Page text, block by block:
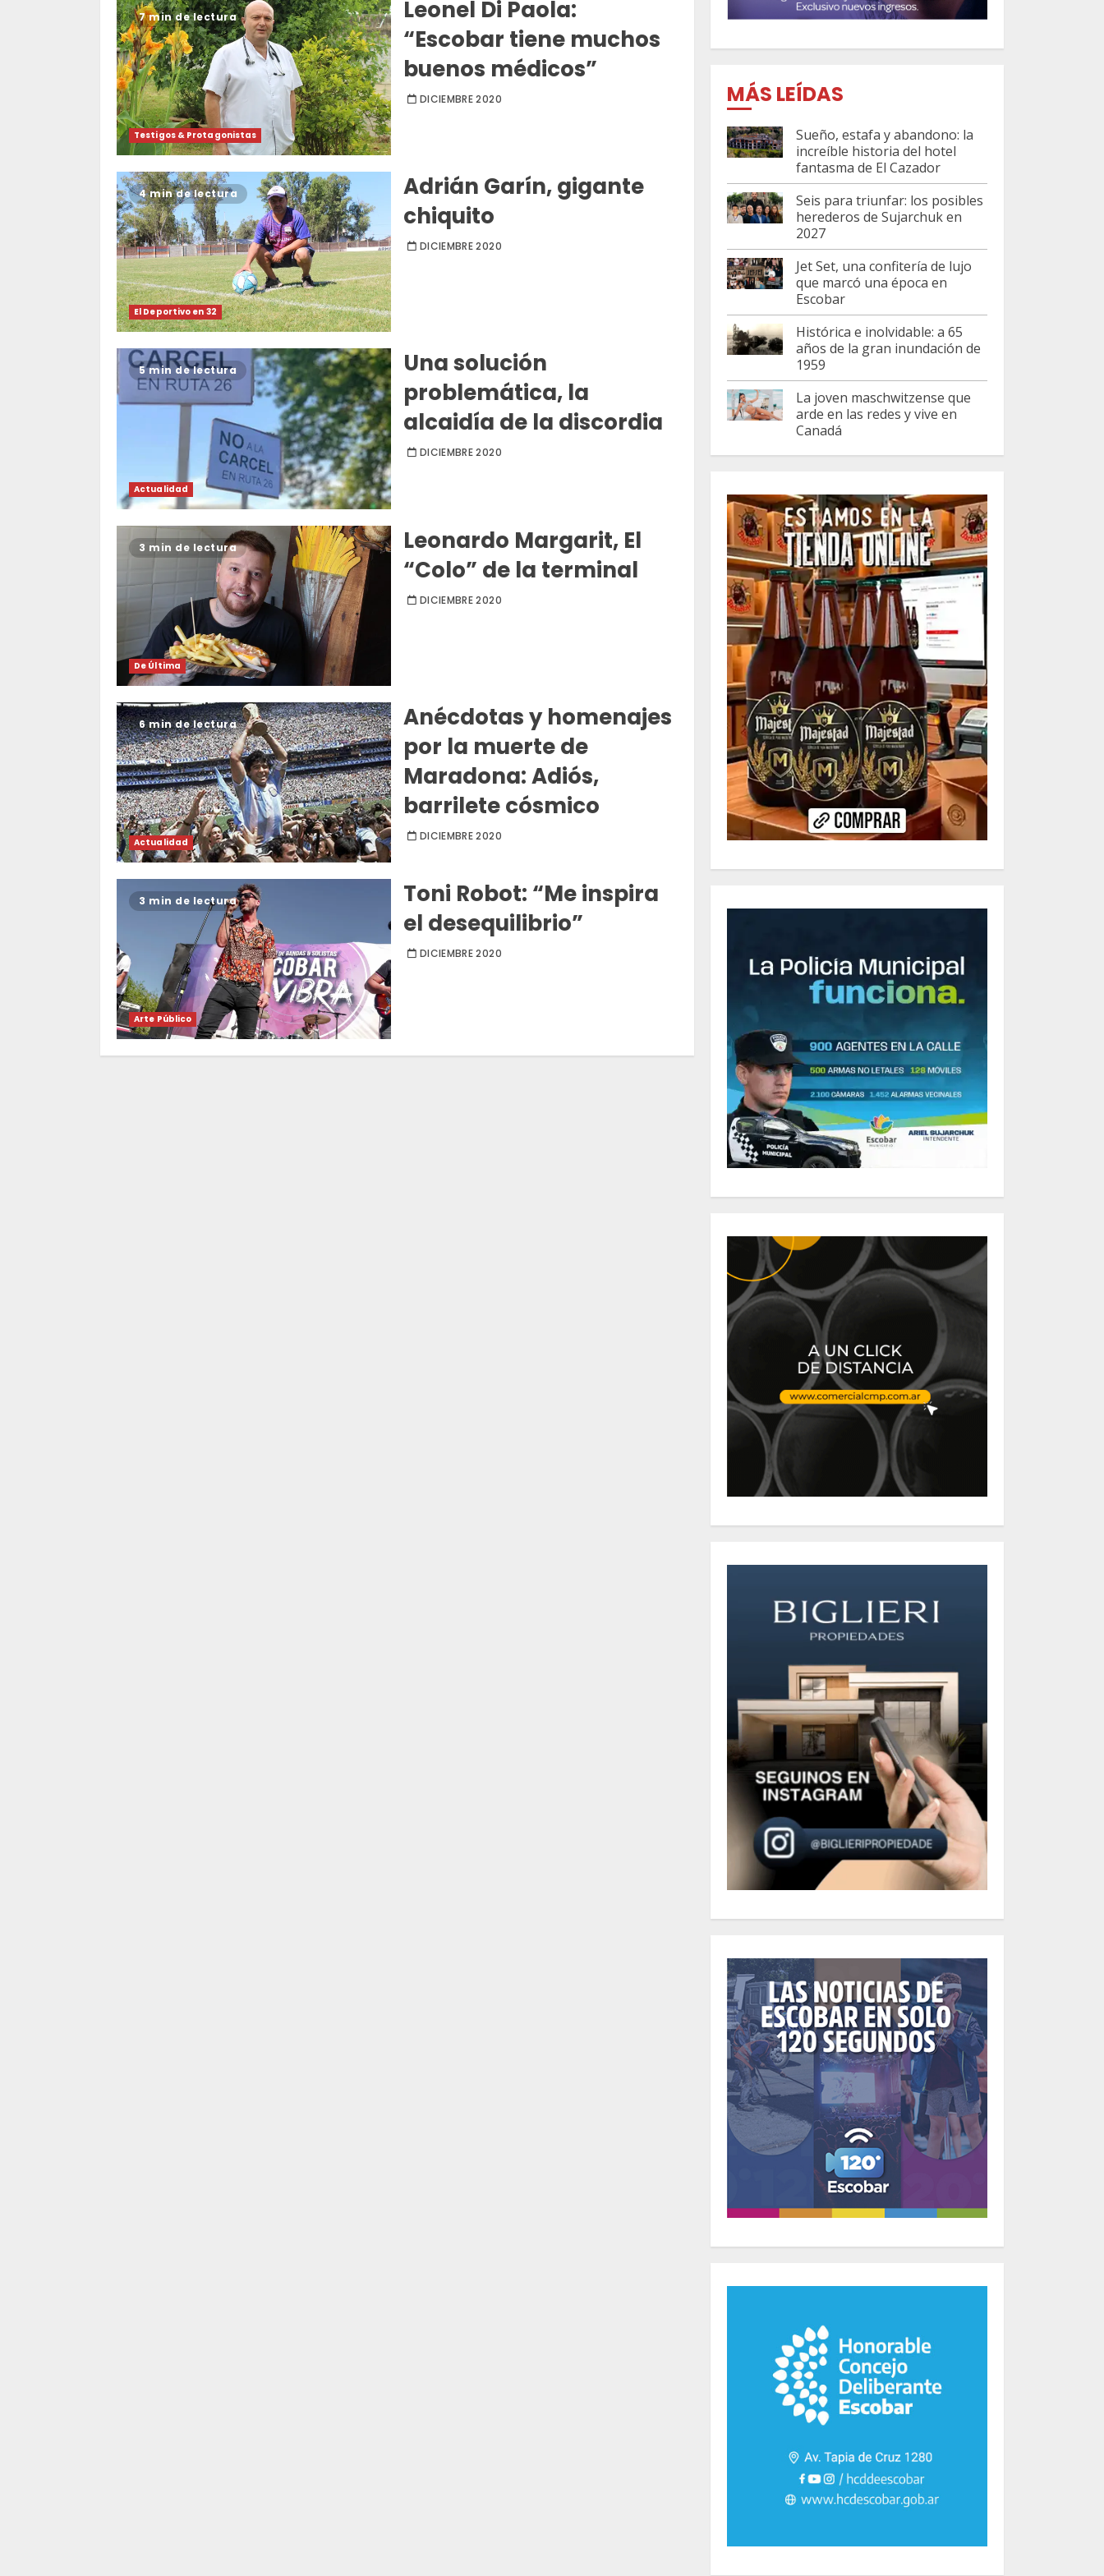
7 min de lectura
Testigos & Protagonistas
Leonel Di Paola:
“Escobar tiene muchos
buenos médicos”
DICIEMBRE 2020
4 min de lectura
El Deportivo en 32
Adrián Garín, gigante
chiquito
DICIEMBRE 2020
5 min de lectura
Actualidad
Una solución
problemática, la
alcaidía de la discordia
DICIEMBRE 2020
3 min de lectura
De Última
Leonardo Margarit, El
“Colo” de la terminal
DICIEMBRE 2020
6 min de lectura
Actualidad
Anécdotas y homenajes
por la muerte de
Maradona: Adiós,
barrilete cósmico
DICIEMBRE 2020
3 min de lectura
Arte Público
Toni Robot: “Me inspira
el desequilibrio”
DICIEMBRE 2020
MÁS LEÍDAS
Sueño, estafa y abandono: la
increíble historia del hotel
fantasma de El Cazador
Seis para triunfar: los posibles
herederos de Sujarchuk en
2027
Jet Set, una confitería de lujo
que marcó una época en
Escobar
Histórica e inolvidable: a 65
años de la gran inundación de
1959
La joven maschwitzense que
arde en las redes y vive en
Canadá